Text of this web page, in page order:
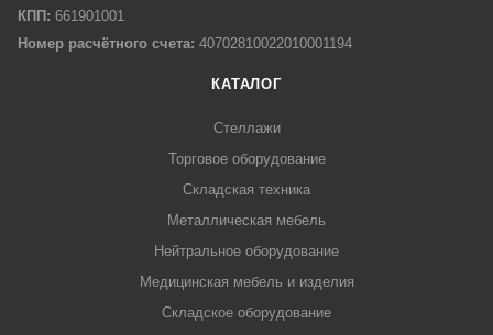
КПП: 661901001
Номер расчётного счета: 40702810022010001194
КАТАЛОГ
Стеллажи
Торговое оборудование
Складская техника
Металлическая мебель
Нейтральное оборудование
Медицинская мебель и изделия
Складское оборудование